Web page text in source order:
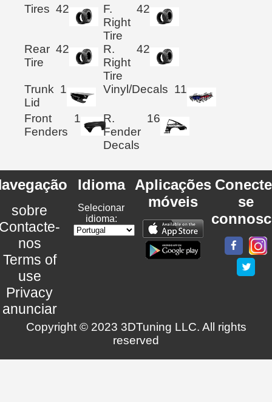
Tires 42
F.
Right
Tire
42
Rear
Tire
42
R.
Right
Tire
42
Trunk
Lid
1 Vinyl/Decals 11
Front
Fenders
1
R.
Fender
Decals
16
sobre
nos
Terms of
use
Privacy
anunciar
Idioma
Selecionar
idioma:
Aplicações
móveis
se
Copyright © 2023 3DTuning LLC. All rights
reserved